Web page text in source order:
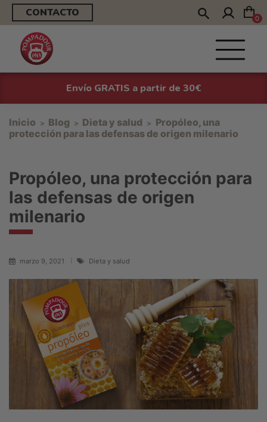
CONTACTO 0
Envío GRATIS a partir de 30€
Inicio Blog Dieta y salud
Propóleo, una
protección para las defensas de origen milenario
Propóleo, una protección para
las defensas de origen
milenario
marzo 9, 2021 Dieta y salud